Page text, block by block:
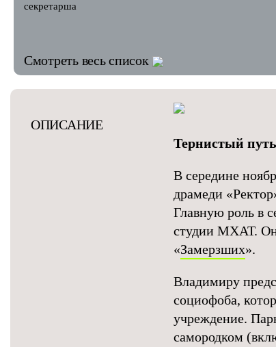
секретарша
Смотреть весь список
ОПИСАНИЕ
Тернистый
В середине
драмеди
Главную роль в
студии МХАТ. Он
«Замерзших».
Владимиру
социофоба,
учреждение.
самородком